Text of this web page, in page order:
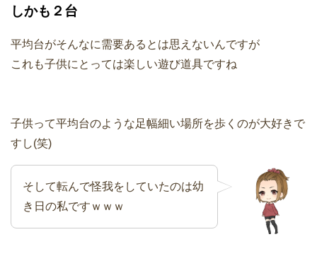
しかも２台
平均台がそんなに需要あるとは思えないんですが
これも子供にとっては楽しい遊び道具ですね
子供って平均台のような足幅細い場所を歩くのが大好きで
すし(笑)
そして転んで怪我をしていたのは幼
き日の私ですｗｗｗ